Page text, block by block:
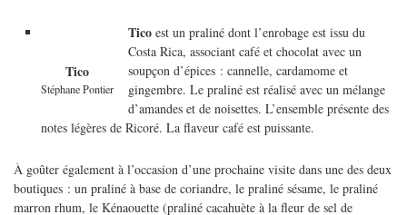
Tico
Stéphane Pontier
Tico est un praliné dont l’enrobage est issu du
Costa Rica, associant café et chocolat avec un
soupçon d’épices : cannelle, cardamome et
gingembre. Le praliné est réalisé avec un mélange
d’amandes et de noisettes. L’ensemble présente des
notes légères de Ricoré. La flaveur café est puissante.
À goûter également à l’occasion d’une prochaine visite dans une des deux
boutiques : un praliné à base de coriandre, le praliné sésame, le praliné
marron rhum, le Kénaouette (praliné cacahuète à la fleur de sel de